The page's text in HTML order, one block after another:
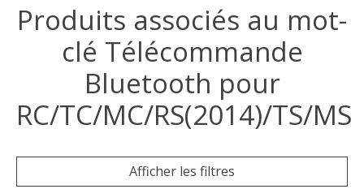
Produits associés au mot-
clé Télécommande
Bluetooth pour
RC/TC/MC/RS(2014)/TS/MS
Afficher les filtres